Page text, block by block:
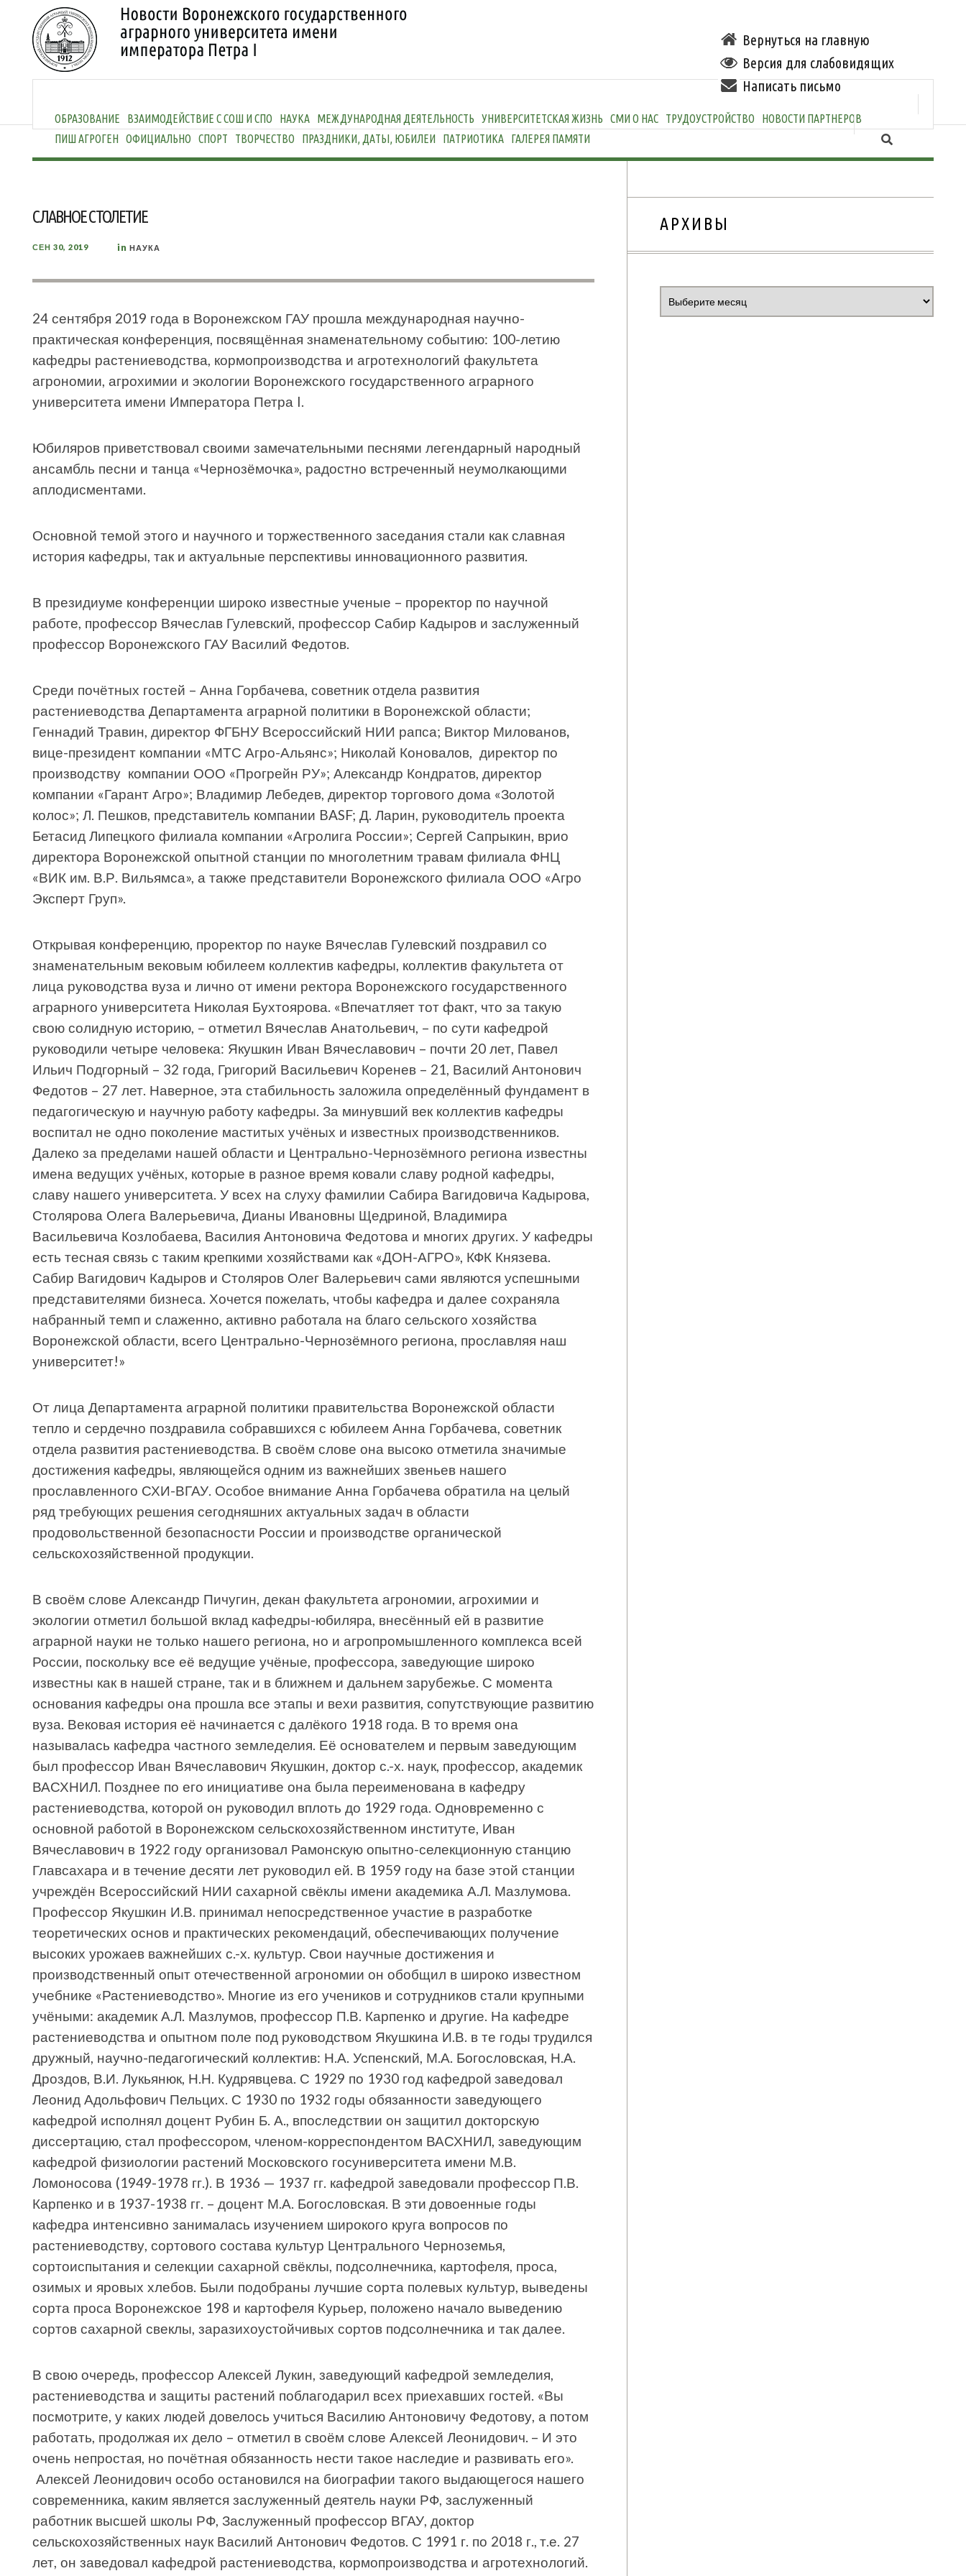
Вернуться на главную
Версия для слабовидящих
Написать письмо
ОБРАЗОВАНИЕ ВЗАИМОДЕЙСТВИЕ С СОШ И СПО НАУКА МЕЖДУНАРОДНАЯ ДЕЯТЕЛЬНОСТЬ УНИВЕРСИТЕТСКАЯ ЖИЗНЬ СМИ О НАС ТРУДОУСТРОЙСТВО
НОВОСТИ ПАРТНЕРОВ
ПИШ АГРОГЕН ОФИЦИАЛЬНО СПОРТ ТВОРЧЕСТВО ПРАЗДНИКИ, ДАТЫ, ЮБИЛЕИ ПАТРИОТИКА ГАЛЕРЕЯ ПАМЯТИ
СЛАВНОЕ СТОЛЕТИЕ
СЕН 30, 2019 in НАУКА
24 сентября 2019 года в Воронежском ГАУ прошла международная научно-
практическая конференция, посвящённая знаменательному событию: 100-летию
кафедры растениеводства, кормопроизводства и агротехнологий факультета
агрономии, агрохимии и экологии Воронежского государственного аграрного
университета имени Императора Петра I.
Юбиляров приветствовал своими замечательными песнями легендарный народный
ансамбль песни и танца «Чернозёмочка», радостно встреченный неумолкающими
аплодисментами.
Основной темой этого и научного и торжественного заседания стали как славная
история кафедры, так и актуальные перспективы инновационного развития.
В президиуме конференции широко известные ученые – проректор по научной
работе, профессор Вячеслав Гулевский, профессор Сабир Кадыров и заслуженный
профессор Воронежского ГАУ Василий Федотов.
Среди почётных гостей – Анна Горбачева, советник отдела развития
растениеводства Департамента аграрной политики в Воронежской области;
Геннадий Травин, директор ФГБНУ Всероссийский НИИ рапса; Виктор Милованов,
вице-президент компании «МТС Агро-Альянс»; Николай Коновалов, директор по
производству компании ООО «Прогрейн РУ»; Александр Кондратов, директор
компании «Гарант Агро»; Владимир Лебедев, директор торгового дома «Золотой
колос»; Л. Пешков, представитель компании BASF; Д. Ларин, руководитель проекта
Бетасид Липецкого филиала компании «Агролига России»; Сергей Сапрыкин, врио
директора Воронежской опытной станции по многолетним травам филиала ФНЦ
«ВИК им. В.Р. Вильямса», а также представители Воронежского филиала ООО «Агро
Эксперт Груп».
Открывая конференцию, проректор по науке Вячеслав Гулевский поздравил со
знаменательным вековым юбилеем коллектив кафедры, коллектив факультета от
лица руководства вуза и лично от имени ректора Воронежского государственного
аграрного университета Николая Бухтоярова. «Впечатляет тот факт, что за такую
свою солидную историю, – отметил Вячеслав Анатольевич, – по сути кафедрой
руководили четыре человека: Якушкин Иван Вячеславович – почти 20 лет, Павел
Ильич Подгорный – 32 года, Григорий Васильевич Коренев – 21, Василий Антонович
Федотов – 27 лет. Наверное, эта стабильность заложила определённый фундамент в
педагогическую и научную работу кафедры. За минувший век коллектив кафедры
воспитал не одно поколение маститых учёных и известных производственников.
Далеко за пределами нашей области и Центрально-Чернозёмного региона известны
имена ведущих учёных, которые в разное время ковали славу родной кафедры,
славу нашего университета. У всех на слуху фамилии Сабира Вагидовича Кадырова,
Столярова Олега Валерьевича, Дианы Ивановны Щедриной, Владимира
Васильевича Козлобаева, Василия Антоновича Федотова и многих других. У кафедры
есть тесная связь с таким крепкими хозяйствами как «ДОН-АГРО», КФК Князева.
Сабир Вагидович Кадыров и Столяров Олег Валерьевич сами являются успешными
представителями бизнеса. Хочется пожелать, чтобы кафедра и далее сохраняла
набранный темп и слаженно, активно работала на благо сельского хозяйства
Воронежской области, всего Центрально-Чернозёмного региона, прославляя наш
университет!»
От лица Департамента аграрной политики правительства Воронежской области
тепло и сердечно поздравила собравшихся с юбилеем Анна Горбачева, советник
отдела развития растениеводства. В своём слове она высоко отметила значимые
достижения кафедры, являющейся одним из важнейших звеньев нашего
прославленного СХИ-ВГАУ. Особое внимание Анна Горбачева обратила на целый
ряд требующих решения сегодняшних актуальных задач в области
продовольственной безопасности России и производстве органической
сельскохозяйственной продукции.
В своём слове Александр Пичугин, декан факультета агрономии, агрохимии и
экологии отметил большой вклад кафедры-юбиляра, внесённый ей в развитие
аграрной науки не только нашего региона, но и агропромышленного комплекса всей
России, поскольку все её ведущие учёные, профессора, заведующие широко
известны как в нашей стране, так и в ближнем и дальнем зарубежье. С момента
основания кафедры она прошла все этапы и вехи развития, сопутствующие развитию
вуза. Вековая история её начинается с далёкого 1918 года. В то время она
называлась кафедра частного земледелия. Её основателем и первым заведующим
был профессор Иван Вячеславович Якушкин, доктор с.-х. наук, профессор, академик
ВАСХНИЛ. Позднее по его инициативе она была переименована в кафедру
растениеводства, которой он руководил вплоть до 1929 года. Одновременно с
основной работой в Воронежском сельскохозяйственном институте, Иван
Вячеславович в 1922 году организовал Рамонскую опытно-селекционную станцию
Главсахара и в течение десяти лет руководил ей. В 1959 году на базе этой станции
учреждён Всероссийский НИИ сахарной свёклы имени академика А.Л. Мазлумова.
Профессор Якушкин И.В. принимал непосредственное участие в разработке
теоретических основ и практических рекомендаций, обеспечивающих получение
высоких урожаев важнейших с.-х. культур. Свои научные достижения и
производственный опыт отечественной агрономии он обобщил в широко известном
учебнике «Растениеводство». Многие из его учеников и сотрудников стали крупными
учёными: академик А.Л. Мазлумов, профессор П.В. Карпенко и другие. На кафедре
растениеводства и опытном поле под руководством Якушкина И.В. в те годы трудился
дружный, научно-педагогический коллектив: Н.А. Успенский, М.А. Богословская, Н.А.
Дроздов, В.И. Лукьянюк, Н.Н. Кудрявцева. С 1929 по 1930 год кафедрой заведовал
Леонид Адольфович Пельцих. С 1930 по 1932 годы обязанности заведующего
кафедрой исполнял доцент Рубин Б. А., впоследствии он защитил докторскую
диссертацию, стал профессором, членом-корреспондентом ВАСХНИЛ, заведующим
кафедрой физиологии растений Московского госуниверситета имени М.В.
Ломоносова (1949-1978 гг.). В 1936 — 1937 гг. кафедрой заведовали профессор П.В.
Карпенко и в 1937-1938 гг. – доцент М.А. Богословская. В эти довоенные годы
кафедра интенсивно занималась изучением широкого круга вопросов по
растениеводству, сортового состава культур Центрального Черноземья,
сортоиспытания и селекции сахарной свёклы, подсолнечника, картофеля, проса,
озимых и яровых хлебов. Были подобраны лучшие сорта полевых культур, выведены
сорта проса Воронежское 198 и картофеля Курьер, положено начало выведению
сортов сахарной свеклы, заразихоустойчивых сортов подсолнечника и так далее.
В свою очередь, профессор Алексей Лукин, заведующий кафедрой земледелия,
растениеводства и защиты растений поблагодарил всех приехавших гостей. «Вы
посмотрите, у каких людей довелось учиться Василию Антоновичу Федотову, а потом
работать, продолжая их дело – отметил в своём слове Алексей Леонидович. – И это
очень непростая, но почётная обязанность нести такое наследие и развивать его».
Алексей Леонидович особо остановился на биографии такого выдающегося нашего
современника, каким является заслуженный деятель науки РФ, заслуженный
работник высшей школы РФ, Заслуженный профессор ВГАУ, доктор
сельскохозяйственных наук Василий Антонович Федотов. С 1991 г. по 2018 г., т.е. 27
лет, он заведовал кафедрой растениеводства, кормопроизводства и агротехнологий.
АРХИВЫ